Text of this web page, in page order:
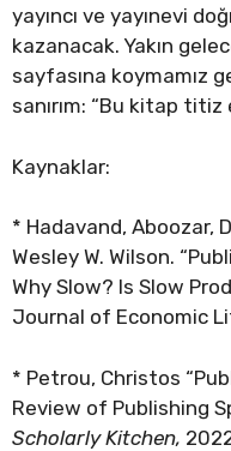
yayıncı ve yayınevi
kazanacak. Yakın
sayfasına koymamız
sanırım: “Bu kitap
Kaynaklar:
* Hadavand, Aboozar,
Wesley W. Wilson.
Why Slow? Is Slow
Journal of Economic
* Petrou, Christos
Review of Publishing
Scholarly Kitchen,